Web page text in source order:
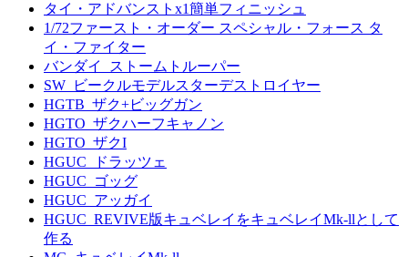
タイ・アドバンストx1簡単フィニッシュ
1/72ファースト・オーダー スペシャル・フォース タ
イ・ファイター
バンダイ_ストームトルーパー
SW_ビークルモデルスターデストロイヤー
HGTB_ザク+ビッグガン
HGTO_ザクハーフキャノン
HGTO_ザクI
HGUC_ドラッツェ
HGUC_ゴッグ
HGUC_アッガイ
HGUC_REVIVE版キュベレイをキュベレイMk-llとして
作る